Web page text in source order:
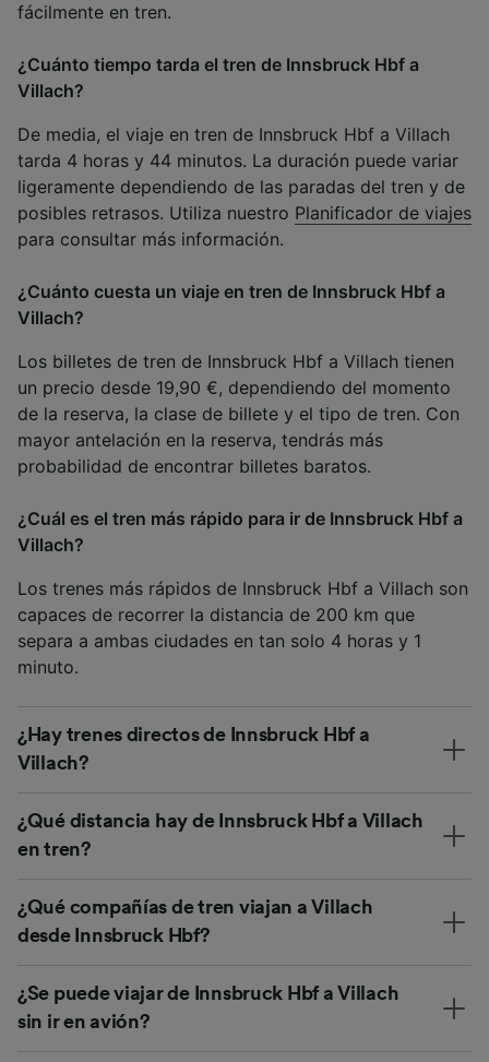
fácilmente en tren.
¿Cuánto tiempo tarda el tren de Innsbruck Hbf a
Villach?
De media, el viaje en tren de Innsbruck Hbf a Villach
tarda 4 horas y 44 minutos. La duración puede variar
ligeramente dependiendo de las paradas del tren y de
posibles retrasos. Utiliza nuestro Planificador de viajes
para consultar más información.
¿Cuánto cuesta un viaje en tren de Innsbruck Hbf a
Villach?
Los billetes de tren de Innsbruck Hbf a Villach tienen
un precio desde 19,90 €, dependiendo del momento
de la reserva, la clase de billete y el tipo de tren. Con
mayor antelación en la reserva, tendrás más
probabilidad de encontrar billetes baratos.
¿Cuál es el tren más rápido para ir de Innsbruck Hbf a
Villach?
Los trenes más rápidos de Innsbruck Hbf a Villach son
capaces de recorrer la distancia de 200 km que
separa a ambas ciudades en tan solo 4 horas y 1
minuto.
¿Hay trenes directos de Innsbruck Hbf a
Villach?
¿Qué distancia hay de Innsbruck Hbf a Villach
en tren?
¿Qué compañías de tren viajan a Villach
desde Innsbruck Hbf?
¿Se puede viajar de Innsbruck Hbf a Villach
sin ir en avión?